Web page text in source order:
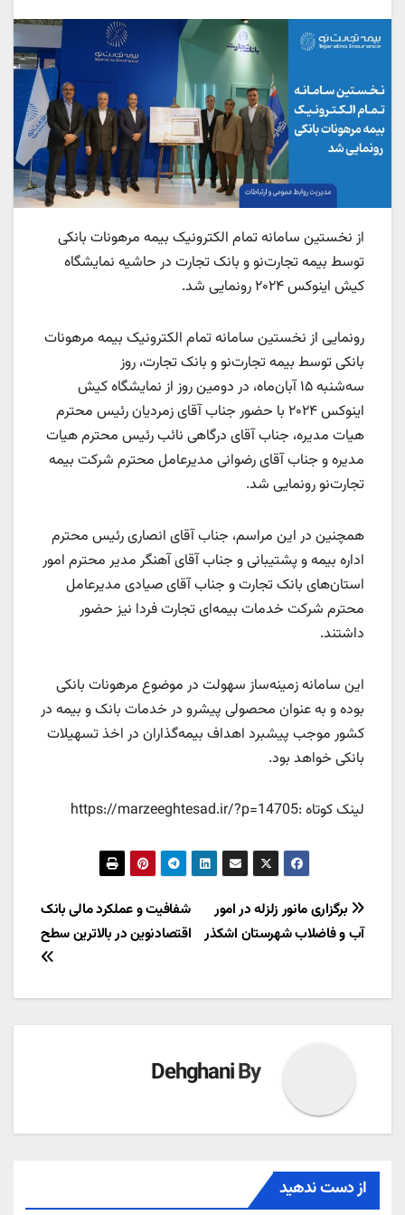
از نخستین سامانه تمام الکترونیک بیمه مرهونات بانکی
توسط بیمه تجارت‌نو و بانک تجارت در حاشیه نمایشگاه
کیش اینوکس۲۰۲۴ رونمایی شد.
رونمایی از نخستین سامانه تمام الکترونیک بیمه مرهونات
بانکی توسط بیمه تجارت‌نو و بانک تجارت، روز
سه‌شنبه۱۵آبان‌ماه، در دومین روز از نمایشگاه کیش
اینوکس۲۰۲۴ با حضور جناب آقای زمردیان رئیس محترم
هیات مدیره، جناب آقای درگاهی نائب رئیس محترم هیات
مدیره و جناب آقای رضوانی مدیرعامل محترم شرکت بیمه
تجارت‌نو رونمایی شد.
همچنین در این مراسم، جناب آقای انصاری رئیس محترم
اداره بیمه و پشتیبانی و جناب آقای آهنگر مدیر محترم امور
استان‌های بانک تجارت و جناب آقای صیادی مدیرعامل
محترم شرکت خدمات بیمه‌ای تجارت فردا نیز حضور
داشتند.
این سامانه زمینه‌ساز سهولت در موضوع مرهونات بانکی
بوده و به عنوان محصولی پیشرو در خدمات بانک و بیمه در
کشور موجب پیشبرد اهداف بیمه‌گذاران در اخذ تسهیلات
بانکی خواهد بود.
لینک کوتاه :https://marzeeghtesad.ir/?p=14705
راهبری
نوشته
شفافیت و عملکرد مالی بانک
اقتصادنوین در بالاترین سطح
برگزاری مانور زلزله در امور
آب و فاضلاب شهرستان اشکذر
By
Dehghani
از دست ندهید